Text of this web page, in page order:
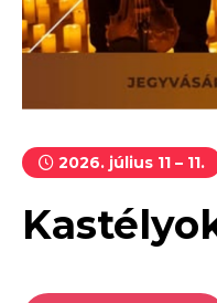
2026. július 11 – 11.